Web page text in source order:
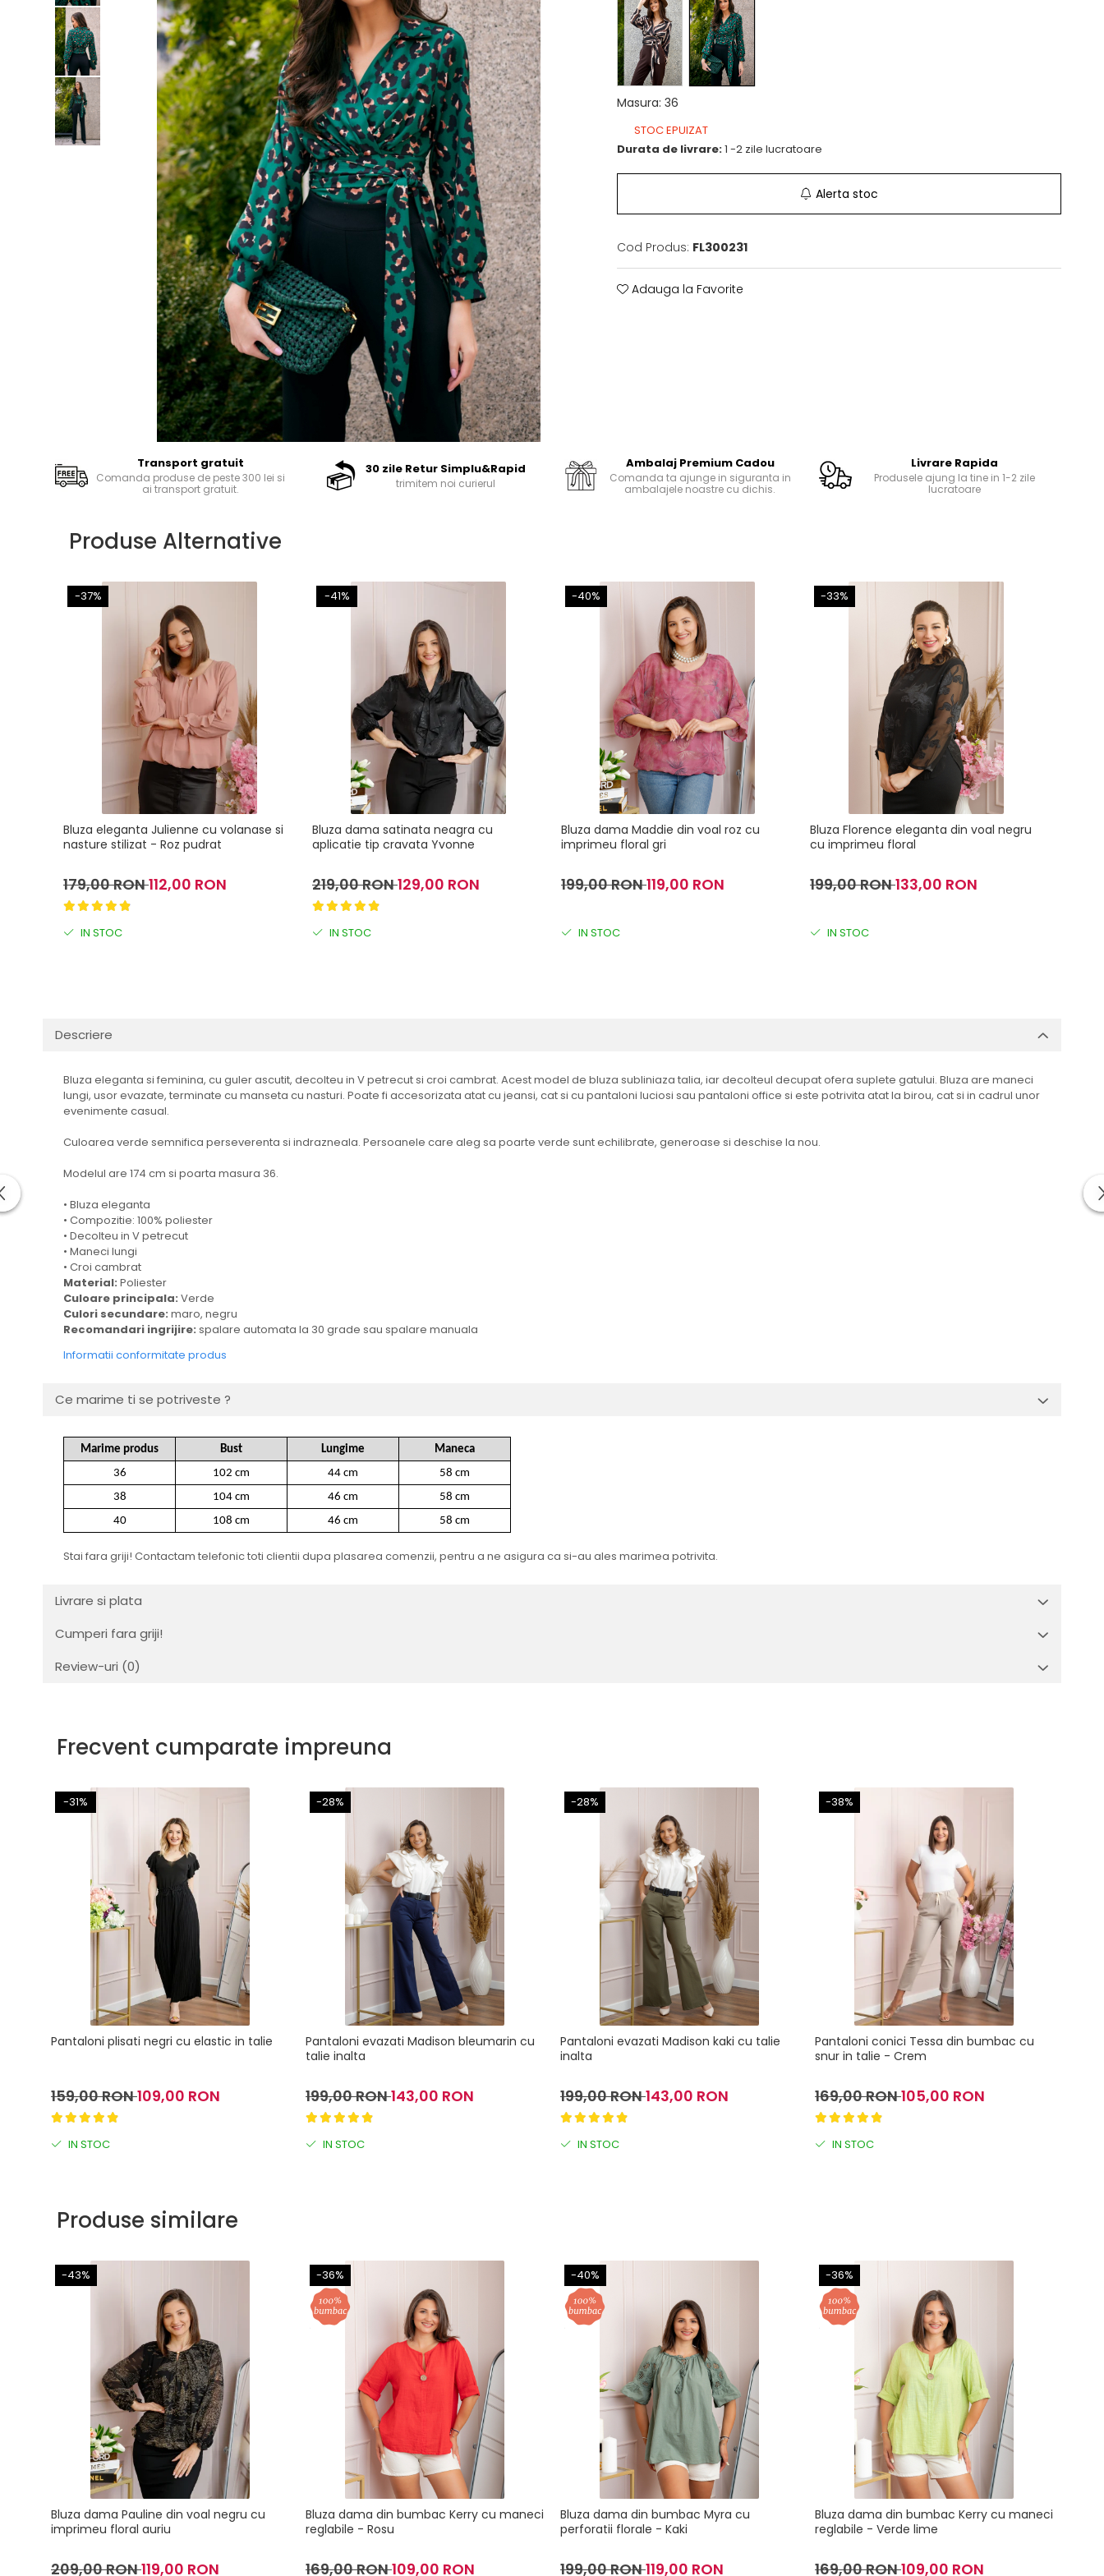
Masura: 36
STOC EPUIZAT
Durata de livrare:1 -2 zile lucratoare
Alerta stoc
Cod Produs: FL300231
Adauga la Favorite
Transport gratuit
Comanda produse de peste 300 lei si
ai transport gratuit.
30 zile Retur Simplu&Rapid
trimitem noi curierul
Ambalaj Premium Cadou
Comanda ta ajunge in siguranta in
ambalajele noastre cu dichis.
Livrare Rapida
Produsele ajung la tine in 1-2 zile
lucratoare
Produse Alternative
-37%
Bluza eleganta Julienne cu volanase si
nasture stilizat - Roz pudrat
179,00 RON112,00 RON
IN STOC
-41%
Bluza dama satinata neagra cu
aplicatie tip cravata Yvonne
219,00 RON129,00 RON
IN STOC
-40%
Bluza dama Maddie din voal roz cu
imprimeu floral gri
199,00 RON119,00 RON
IN STOC
-33%
Bluza Florence eleganta din voal negru
cu imprimeu floral
199,00 RON133,00 RON
IN STOC
Descriere
Bluza eleganta si feminina, cu guler ascutit, decolteu in V petrecut si croi cambrat. Acest model de bluza subliniaza talia, iar decolteul decupat ofera suplete gatului. Bluza are maneci
lungi, usor evazate, terminate cu manseta cu nasturi. Poate fi accesorizata atat cu jeansi, cat si cu pantaloni luciosi sau pantaloni office si este potrivita atat la birou, cat si in cadrul unor
evenimente casual.
Culoarea verde semnifica perseverenta si indrazneala. Persoanele care aleg sa poarte verde sunt echilibrate, generoase si deschise la nou.
Modelul are 174 cm si poarta masura 36.
• Bluza eleganta
• Compozitie: 100% poliester
• Decolteu in V petrecut
• Maneci lungi
• Croi cambrat
Material: Poliester
Culoare principala: Verde
Culori secundare: maro, negru
Recomandari ingrijire: spalare automata la 30 grade sau spalare manuala
Informatii conformitate produs
Ce marime ti se potriveste ?
Marime produs Bust Lungime
Maneca
36
102 cm 44 cm
58 cm
38
104 cm 46 cm
58 cm
40
108 cm 46 cm 58 cm
Stai fara griji! Contactam telefonic toti clientii dupa plasarea comenzii, pentru a ne asigura ca si-au ales marimea potrivita.
Livrare si plata
Cumperi fara griji!
Review-uri (0)
Frecvent cumparate impreuna
-31%
Pantaloni plisati negri cu elastic in talie
159,00 RON109,00 RON
IN STOC
-28%
Pantaloni evazati Madison bleumarin cu
talie inalta
199,00 RON143,00 RON
IN STOC
-28%
Pantaloni evazati Madison kaki cu talie
inalta
199,00 RON143,00 RON
IN STOC
-38%
Pantaloni conici Tessa din bumbac cu
snur in talie - Crem
169,00 RON105,00 RON
IN STOC
Produse similare
-43%
Bluza dama Pauline din voal negru cu
imprimeu floral auriu
209,00 RON119,00 RON
-36%
Bluza dama din bumbac Kerry cu maneci
reglabile - Rosu
169,00 RON109,00 RON
-40%
Bluza dama din bumbac Myra cu
perforatii florale - Kaki
199,00 RON119,00 RON
-36%
Bluza dama din bumbac Kerry cu maneci
reglabile - Verde lime
169,00 RON109,00 RON